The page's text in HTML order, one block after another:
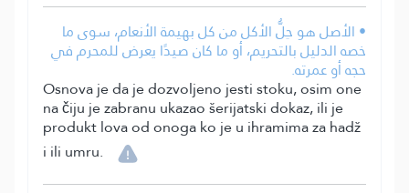
• الأصل هو حِلُّ الأكل من كل بهيمة الأنعام، سوى ما
خصه الدليل بالتحريم، أو ما كان صيدًا يعرض للمحرم في
حجه أو عمرته.
Osnova je da je dozvoljeno jesti stoku, osim one
na čiju je zabranu ukazao šerijatski dokaz, ili je
produkt lova od onoga ko je u ihramima za hadž
i ili umru.